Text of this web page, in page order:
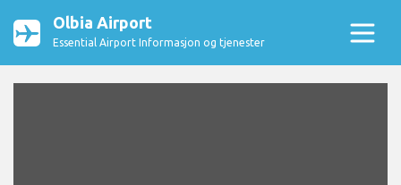
Olbia Airport
Essential Airport Informasjon og tjenester